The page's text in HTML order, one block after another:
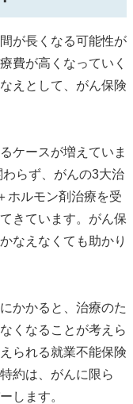
が長くなる可能性が
費が高くなっていく
えとして、がん保険
ケースが増えていま
らず、がんの3大治
ホルモン剤治療を受
きています。がん保
なえなくても助かり
かかると、治療のた
くなることが考えら
られる就業不能保険
約は、がんに限ら
します。